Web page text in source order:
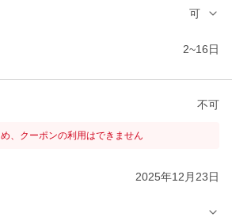
可
2~16日
不可
、クーポンの利用はできません
2025年12月23日